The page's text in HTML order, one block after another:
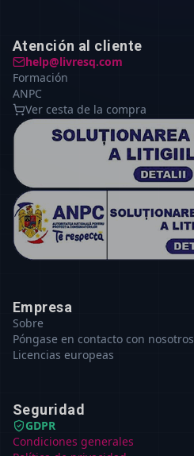
Atención al cliente
help@livresq.com
Formación
ANPC
Ver cesta de la compra
Empresa
Sobre
Póngase en contacto con nosotros
Licencias europeas
Seguridad
GDPR
Condiciones generales